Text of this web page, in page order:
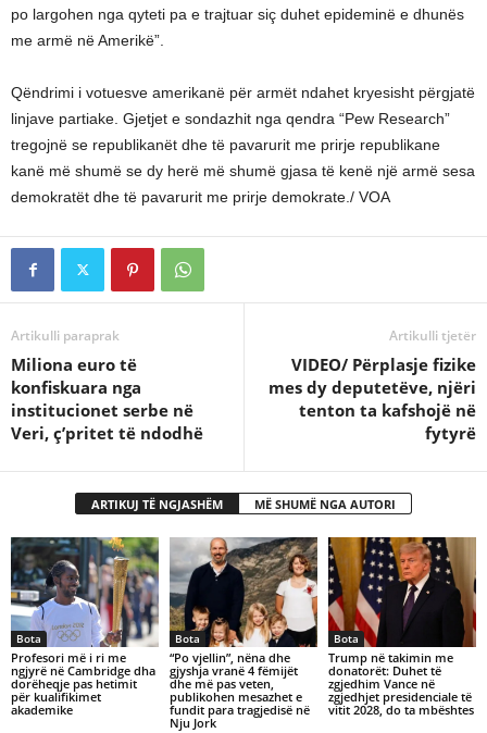
po largohen nga qyteti pa e trajtuar siç duhet epideminë e dhunës
me armë në Amerikë”.
Qëndrimi i votuesve amerikanë për armët ndahet kryesisht përgjatë
linjave partiake. Gjetjet e sondazhit nga qendra “Pew Research”
tregojnë se republikanët dhe të pavarurit me prirje republikane
kanë më shumë se dy herë më shumë gjasa të kenë një armë sesa
demokratët dhe të pavarurit me prirje demokrate./ VOA
Artikulli paraprak
Miliona euro të
konfiskuara nga
institucionet serbe në
Veri, ç’pritet të ndodhë
Artikulli tjetër
VIDEO/ Përplasje fizike
mes dy deputetëve, njëri
tenton ta kafshojë në
fytyrë
ARTIKUJ TË NGJASHËM MË SHUMË NGA AUTORI
Bota
​Profesori më i ri me
ngjyrë në Cambridge dha
dorëheqje pas hetimit
për kualifikimet
akademike
Bota
“Po vjellin”, nëna dhe
gjyshja vranë 4 fëmijët
dhe më pas veten,
publikohen mesazhet e
fundit para tragjedisë në
Nju Jork
Bota
Trump në takimin me
donatorët: Duhet të
zgjedhim Vance në
zgjedhjet presidenciale të
vitit 2028, do ta mbështes